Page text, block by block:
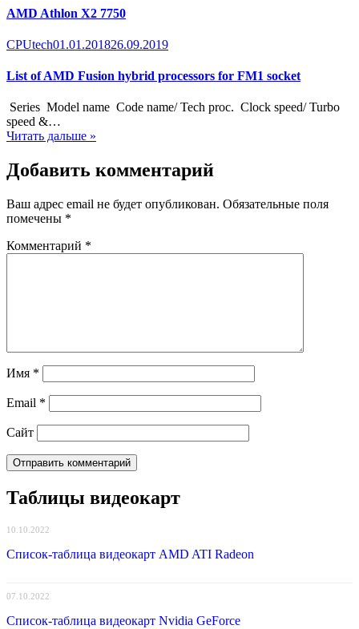
AMD Athlon X2 7750
Category
CPUtechPosted
01.01.201826.09.2019
List of AMD Fusion hybrid processors for FM1 socket
Series Model name Code name/ Tech proc. Clock speed/ Turbo
speed &…
Читать дальше »
Добавить комментарий
Ваш адрес email не будет опубликован. Обязательные поля
помечены *
Комментарий *
Имя *
Email *
Сайт
Таблицы видеокарт
10.10.2022
Список-таблица видеокарт AMD ATI Radeon
07.10.2022
Список-таблица видеокарт Nvidia GeForce